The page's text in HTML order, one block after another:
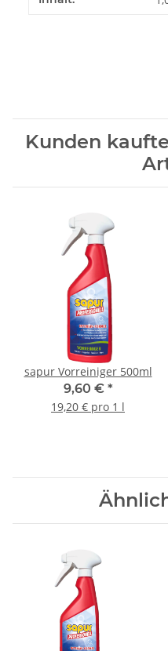
Kunden
sapur Vorreiniger 500ml
9,60 € *
19,20 € pro 1 l